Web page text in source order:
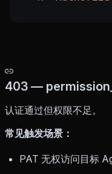
403 —
认证通过但权限不足。
常见触发场景：
PAT 无权访问目标